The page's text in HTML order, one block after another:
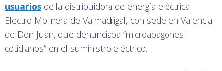
usuarios de la distribuidora de energía eléctrica
Electro Molinera de Valmadrigal, con sede en Valencia
de Don Juan, que denunciaba “microapagones
cotidianos” en el suministro eléctrico.